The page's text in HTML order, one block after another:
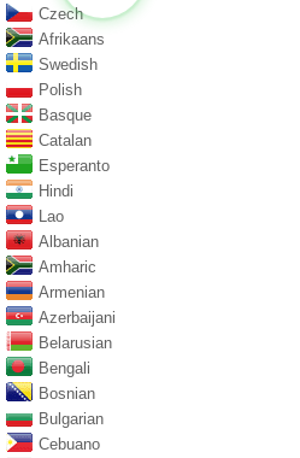
Czech
Afrikaans
Swedish
Polish
Basque
Catalan
Esperanto
Hindi
Lao
Albanian
Amharic
Armenian
Azerbaijani
Belarusian
Bengali
Bosnian
Bulgarian
Cebuano